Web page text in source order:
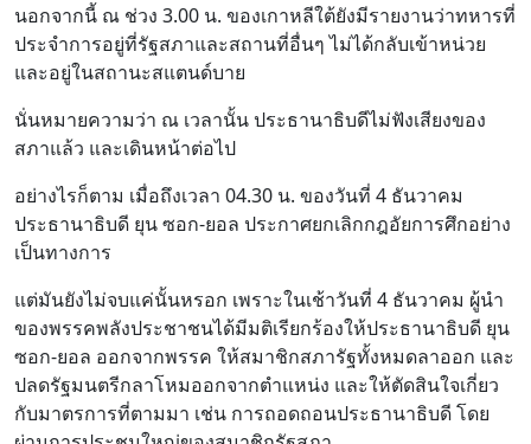
นอกจากนี้ ณ ช่วง 3.00 น. ของเกาหลีใต้ยังมีรายงานว่าทหารที่
ประจำการอยู่ที่รัฐสภาและสถานที่อื่นๆ ไม่ได้กลับเข้าหน่วย
และอยู่ในสถานะสแตนด์บาย
นั่นหมายความว่า ณ เวลานั้น ประธานาธิบดีไม่ฟังเสียงของ
สภาแล้ว และเดินหน้าต่อไป
อย่างไรก็ตาม เมื่อถึงเวลา 04.30 น. ของวันที่ 4 ธันวาคม
ประธานาธิบดี ยุน ซอก-ยอล ประกาศยกเลิกกฎอัยการศึกอย่าง
เป็นทางการ
แต่มันยังไม่จบแค่นั้นหรอก เพราะในเช้าวันที่ 4 ธันวาคม ผู้นำ
ของพรรคพลังประชาชนได้มีมติเรียกร้องให้ประธานาธิบดี ยุน
ซอก-ยอล ออกจากพรรค ให้สมาชิกสภารัฐทั้งหมดลาออก และ
ปลดรัฐมนตรีกลาโหมออกจากตำแหน่ง และให้ตัดสินใจเกี่ยว
กับมาตรการที่ตามมา เช่น การถอดถอนประธานาธิบดี โดย